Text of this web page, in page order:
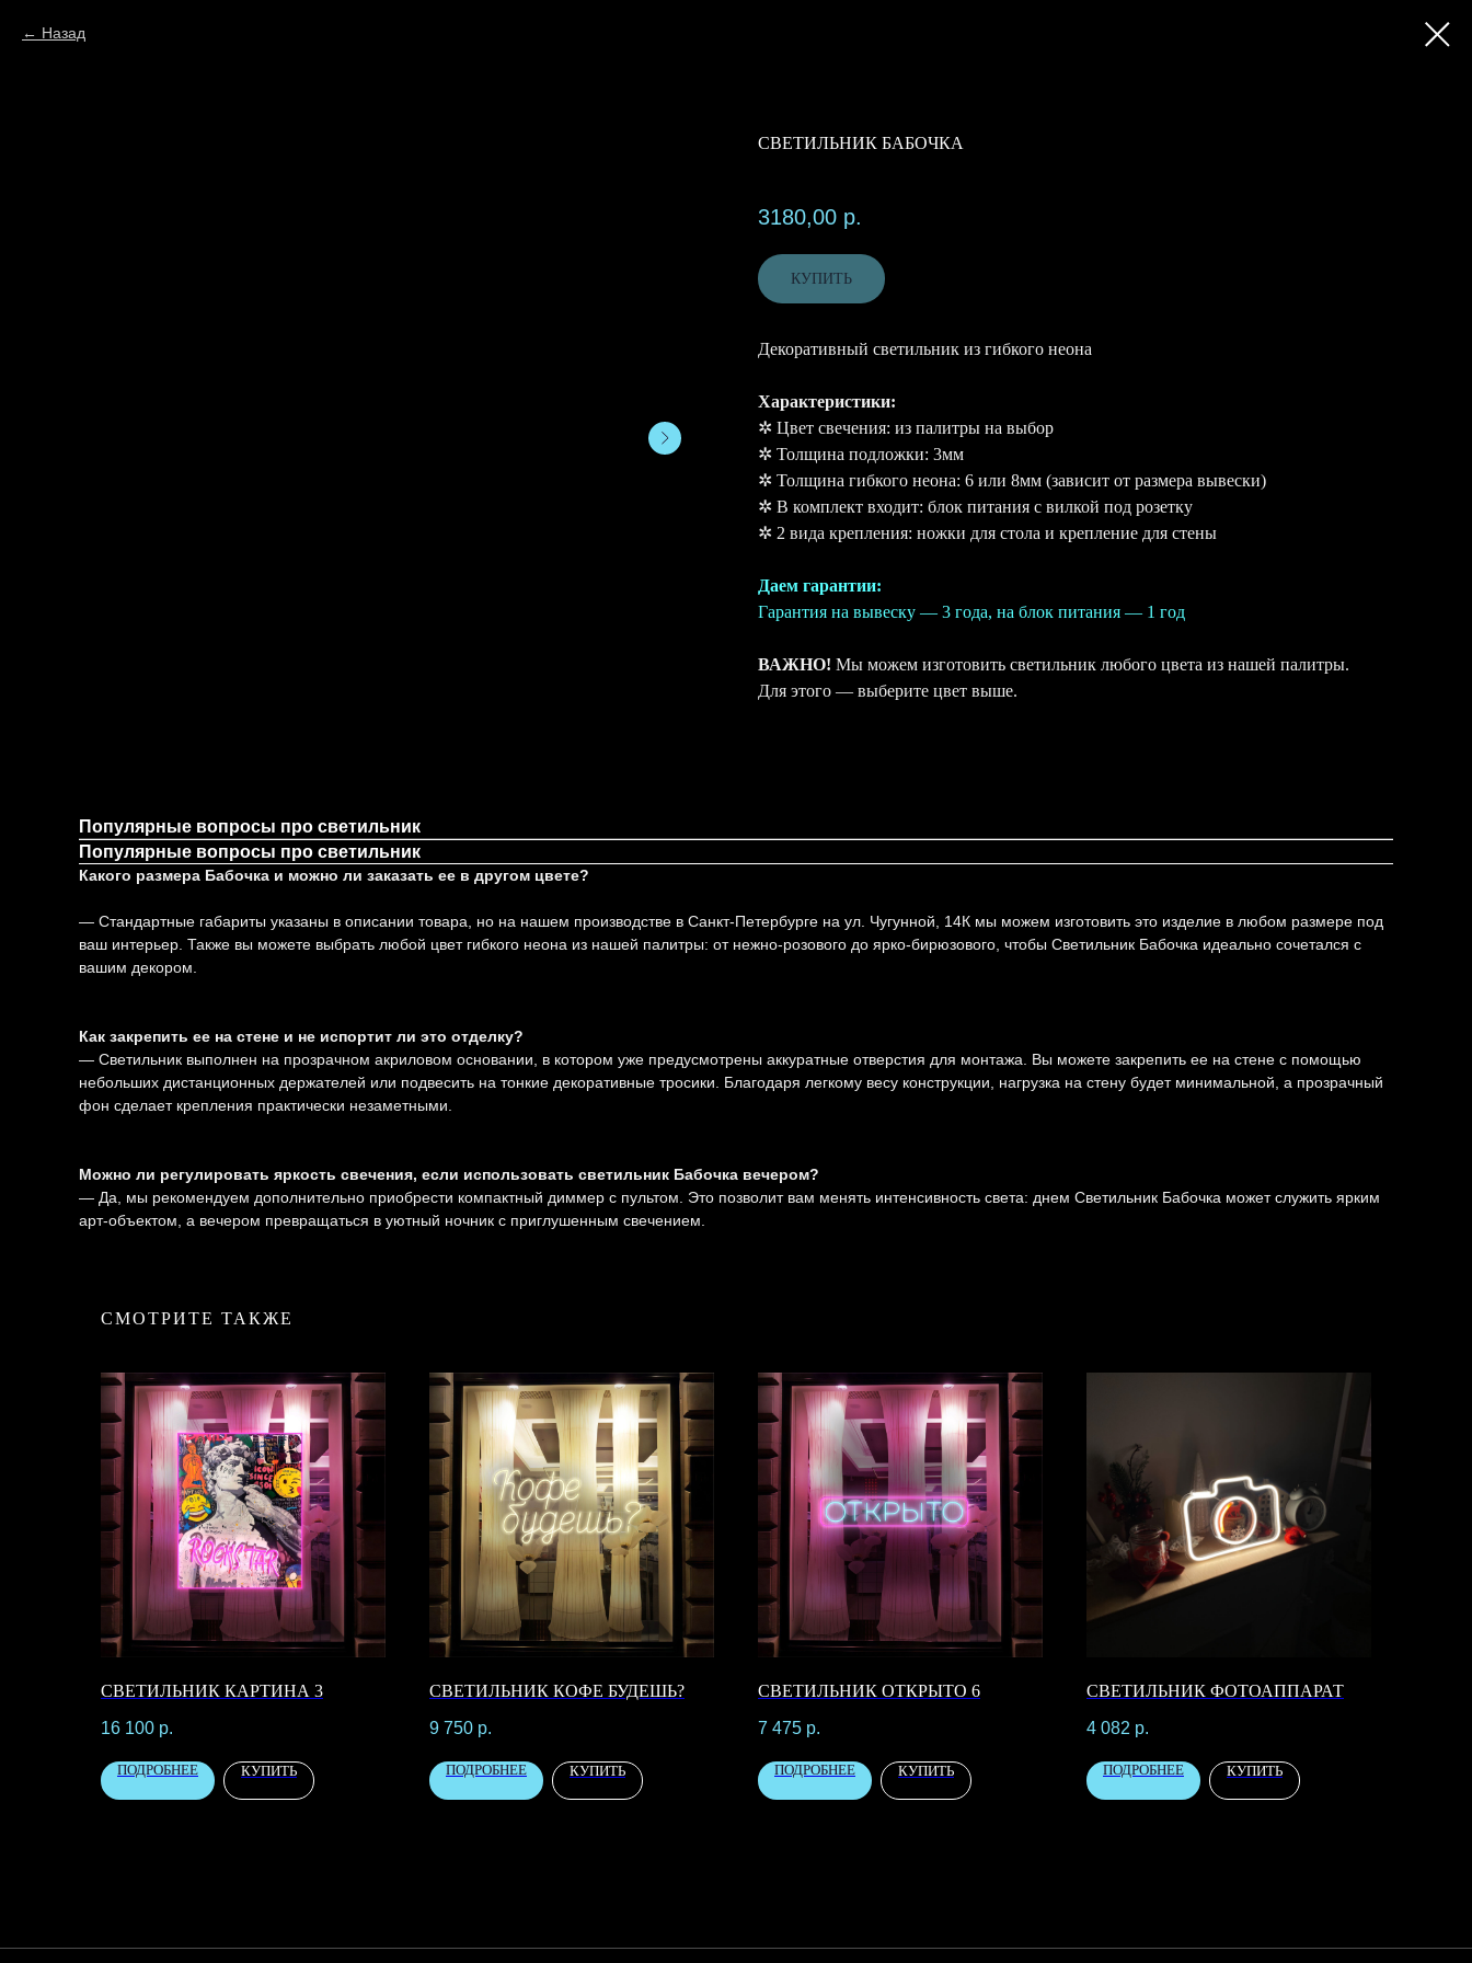
Назад
СВЕТИЛЬНИК БАБОЧКА
3180,00 р.
КУПИТЬ
Декоративный светильник из гибкого неона
Характеристики:
✲ Цвет свечения: из палитры на выбор
✲ Толщина подложки: 3мм
✲ Толщина гибкого неона: 6 или 8мм (зависит от размера вывески)
✲ В комплект входит: блок питания с вилкой под розетку
✲ 2 вида крепления: ножки для стола и крепление для стены
Даем гарантии:
Гарантия на вывеску — 3 года, на блок питания — 1 год
ВАЖНО! Мы можем изготовить светильник любого цвета из нашей палитры.
Для этого — выберите цвет выше.
Популярные вопросы про светильник
Популярные вопросы про светильник
Какого размера Бабочка и можно ли заказать ее в другом цвете?
— Стандартные габариты указаны в описании товара, но на нашем производстве в Санкт-Петербурге на ул. Чугунной, 14К мы можем изготовить это изделие в любом размере под
ваш интерьер. Также вы можете выбрать любой цвет гибкого неона из нашей палитры: от нежно-розового до ярко-бирюзового, чтобы Светильник Бабочка идеально сочетался с
вашим декором.
Как закрепить ее на стене и не испортит ли это отделку?
— Светильник выполнен на прозрачном акриловом основании, в котором уже предусмотрены аккуратные отверстия для монтажа. Вы можете закрепить ее на стене с помощью
небольших дистанционных держателей или подвесить на тонкие декоративные тросики. Благодаря легкому весу конструкции, нагрузка на стену будет минимальной, а прозрачный
фон сделает крепления практически незаметными.
Можно ли регулировать яркость свечения, если использовать светильник Бабочка вечером?
— Да, мы рекомендуем дополнительно приобрести компактный диммер с пультом. Это позволит вам менять интенсивность света: днем Светильник Бабочка может служить ярким
арт-объектом, а вечером превращаться в уютный ночник с приглушенным свечением.
СМОТРИТЕ ТАКЖЕ
СВЕТИЛЬНИК КАРТИНА 3
16 100 р.
ПОДРОБНЕЕ КУПИТЬ
СВЕТИЛЬНИК КОФЕ БУДЕШЬ?
9 750 р.
ПОДРОБНЕЕ КУПИТЬ
СВЕТИЛЬНИК ОТКРЫТО 6
7 475 р.
ПОДРОБНЕЕ КУПИТЬ
СВЕТИЛЬНИК ФОТОАППАРАТ
4 082 р.
ПОДРОБНЕЕ КУПИТЬ